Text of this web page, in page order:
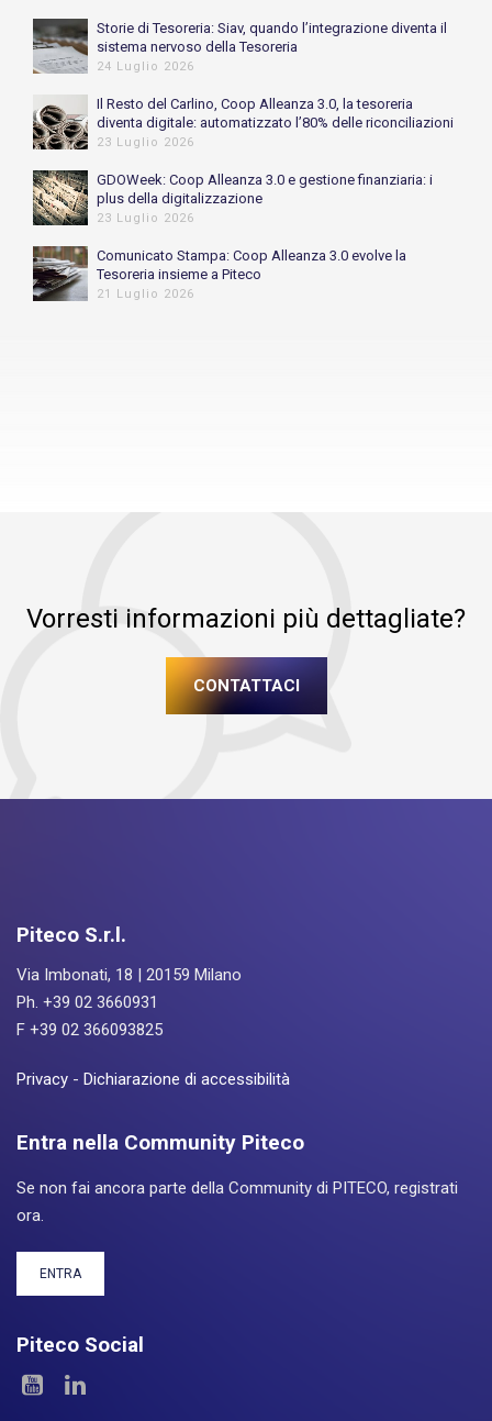
Storie di Tesoreria: Siav, quando l’integrazione diventa il
sistema nervoso della Tesoreria
24 Luglio 2026
Il Resto del Carlino, Coop Alleanza 3.0, la tesoreria
diventa digitale: automatizzato l’80% delle riconciliazioni
bancarie
23 Luglio 2026
GDOWeek: Coop Alleanza 3.0 e gestione finanziaria: i
plus della digitalizzazione
23 Luglio 2026
Comunicato Stampa: Coop Alleanza 3.0 evolve la
Tesoreria insieme a Piteco
21 Luglio 2026
Vorresti informazioni più dettagliate?
CONTATTACI
Piteco S.r.l.
Via Imbonati, 18 | 20159 Milano
Ph. +39 02 3660931
F +39 02 366093825
Privacy - Dichiarazione di accessibilità
Entra nella Community Piteco
Se non fai ancora parte della Community di PITECO, registrati
ora.
ENTRA
Piteco Social